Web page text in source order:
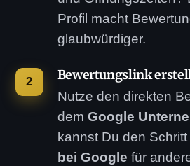
Profil macht
glaubwürdiger.
Bewertungslink
Nutze den direkten
dem Google
kannst Du den
bei Google für